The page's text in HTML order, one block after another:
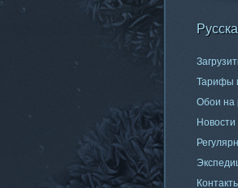
Тарифы
Обои на
Новости